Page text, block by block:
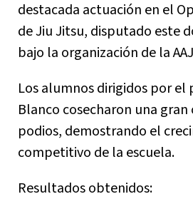
destacada actuación en el
de Jiu Jitsu, disputado este
bajo la organización de la
Los alumnos dirigidos por el
Blanco cosecharon una
podios, demostrando el
competitivo de la escuela.
Resultados obtenidos: